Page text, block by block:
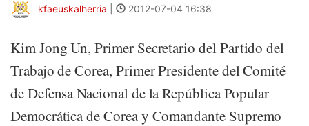
kfaeuskalherria 2012-07-04 16:38
Kim Jong Un, Primer Secretario del Partido del
Trabajo de Corea, Primer Presidente del Comité
de Defensa Nacional de la República Popular
Democrática de Corea y Comandante Supremo